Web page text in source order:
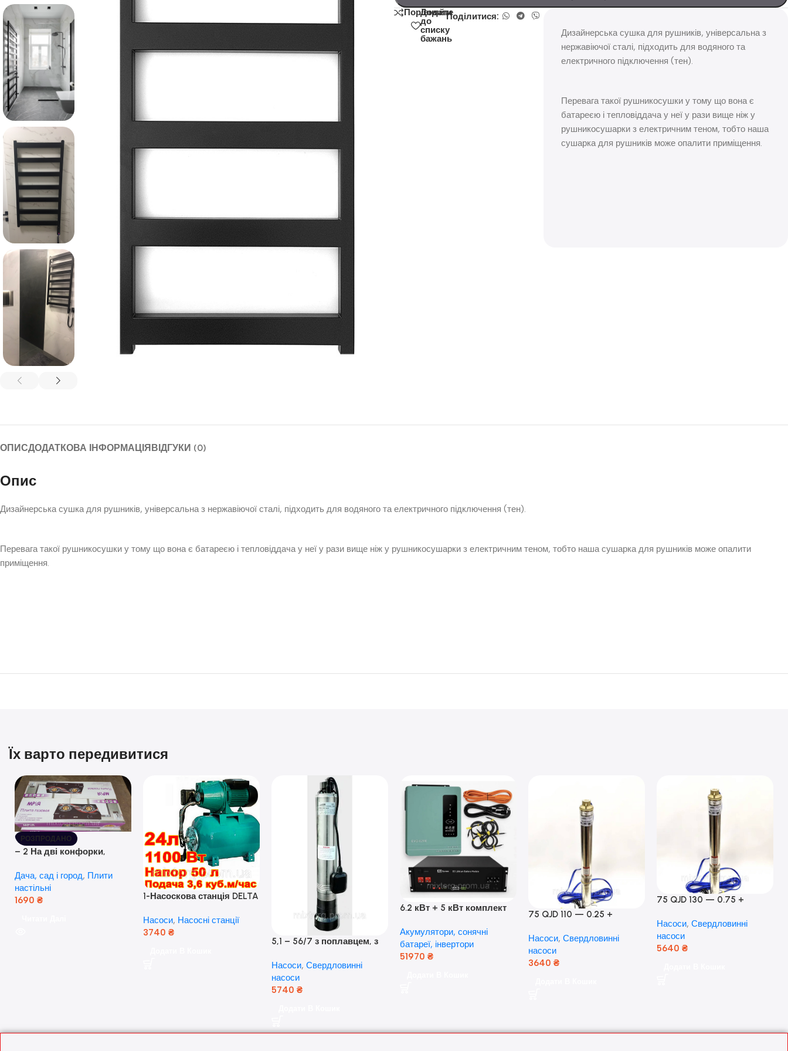
Порівняйте
Додати
до
списку
бажань
Поділитися:
Дизайнерська сушка для рушників, універсальна з
нержавіючої сталі, підходить для водяного та
електричного підключення (тен).
Перевага такої рушникосушки у тому що вона є
батареєю і тепловіддача у неї у рази вище ніж у
рушникосушарки з електричним теном, тобто наша
сушарка для рушників може опалити приміщення.
ОПИСДОДАТКОВА ІНФОРМАЦІЯВІДГУКИ (0)
Опис
Дизайнерська сушка для рушників, універсальна з нержавіючої сталі, підходить для водяного та електричного підключення (тен).
Перевага такої рушникосушки у тому що вона є батареєю і тепловіддача у неї у рази вище ніж у рушникосушарки з електричним теном, тобто наша сушарка для рушників може опалити
приміщення.
Їх варто передивитися
РОЗПРОДАНО
– 2 На дві конфорки,
розпалюванням.
Дача, сад і город, Плити
настільні
1690 ₴
1-Насоскова станція DELTA
кВт) ( Польща)
Насоси, Насосні станції
3740 ₴
5,1 – 56/7 з поплавцем, з
(оригінал Польща)
Насоси, Свердловинні
насоси
5740 ₴
6.2 кВт + 5 кВт комплект
Гібридний інвертор Anern
та акумулятор Dyness, 50А
Акумулятори, сонячні
батареї, інвертори
51970 ₴
75 QJD 110 — 0.25 +
Мідь!
Насоси, Свердловинні
насоси
3640 ₴
75 QJD 130 — 0.75 +
Насоси, Свердловинні
насоси
5640 ₴